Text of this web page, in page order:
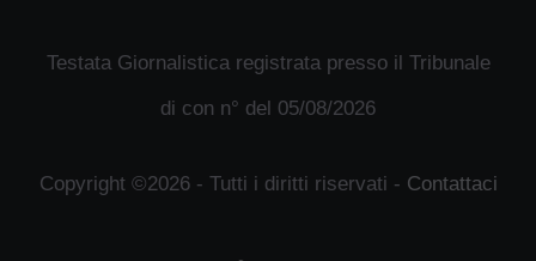
Testata Giornalistica registrata presso il Tribunale
di con n° del 05/08/2026
Copyright ©2026 - Tutti i diritti riservati - Contattaci